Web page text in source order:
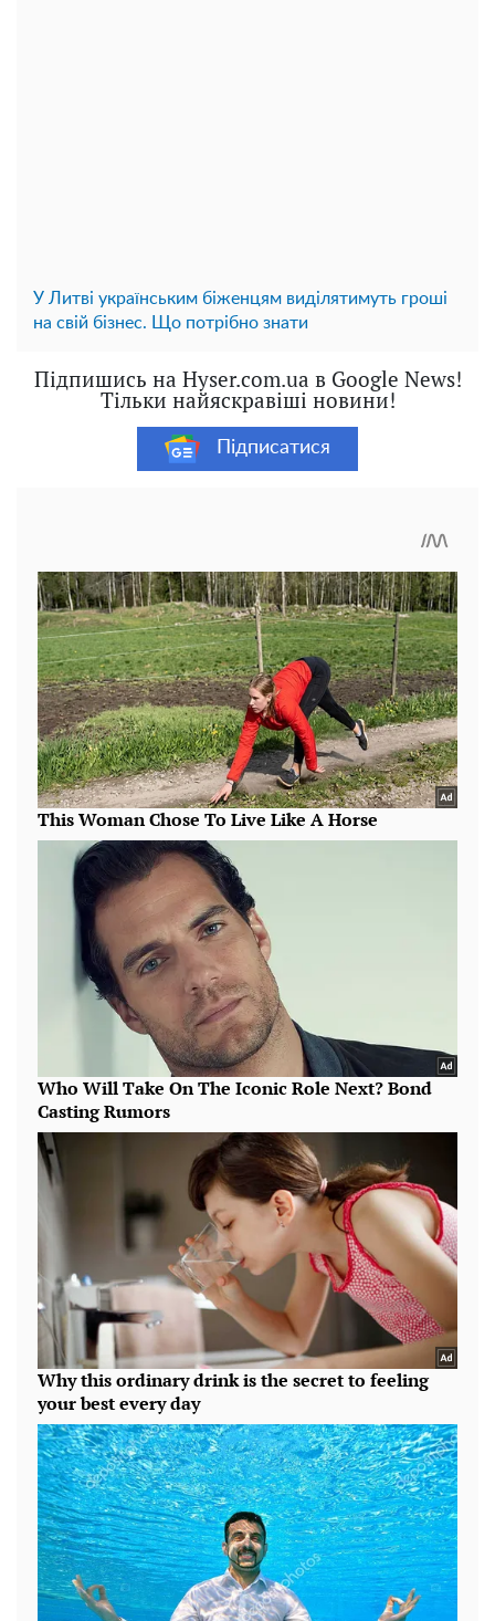
У Литві українським біженцям виділятимуть гроші
на свій бізнес. Що потрібно знати
Підпишись на Hyser.com.ua в Google News!
Тільки найяскравіші новини!
Підписатися